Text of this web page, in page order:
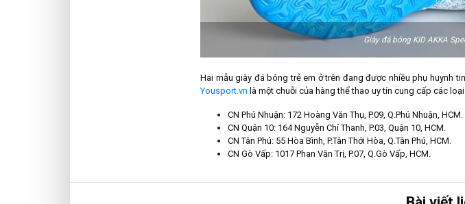
Giày đá bóng KID AKKA
Hai mẫu giày đá bóng trẻ em ở trên đang được nhiều phụ huynh
Yousport.vn là một chuỗi của hàng thể thao uy tín cung cấp các
CN Phú Nhuận: 172 Hoàng Văn Thụ, P.09, Q.Phú Nhuận, HCM.
CN Quận 10: 164 Nguyễn Chí Thanh, P.03, Quận 10, HCM.
CN Tân Phú: 55 Hòa Bình, P.Tân Thới Hòa, Q.Tân Phú, HCM.
CN Gò Vấp: 1017 Phan Văn Trị, P.07, Q.Gò Vấp, HCM.